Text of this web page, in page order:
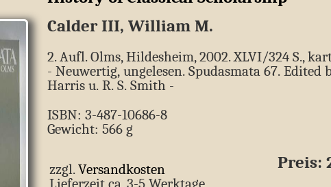
Calder III, William M.
2. Aufl. Olms, Hildesheim, 2002. XLVI/324 S.,
- Neuwertig,­ ungelesen. Spudasmata 67. Edited
Harris u. R. S. Smith -
ISBN: 3-487-10686-8
Gewicht: 566 g
zzgl.Versandkosten
Lieferzeit ca. 3-5 Werktage
Preis: